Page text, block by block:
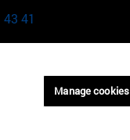
41
Straße 15 81675
Manage cookies